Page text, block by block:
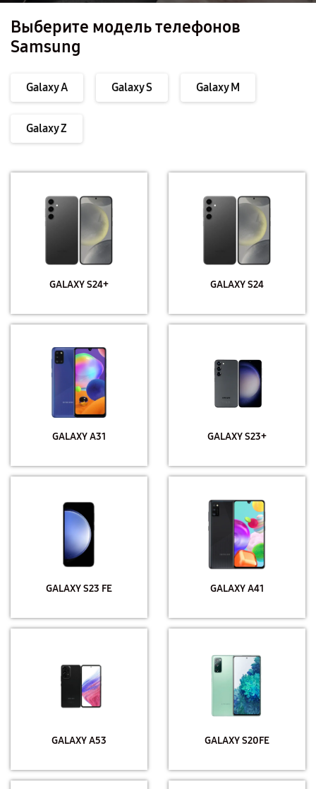
Выберите модель телефонов
Samsung
Galaxy A Galaxy S Galaxy M
Galaxy Z
GALAXY S24+ GALAXY S24
GALAXY A31 GALAXY S23+
GALAXY S23 FE GALAXY A41
GALAXY A53 GALAXY S20FE